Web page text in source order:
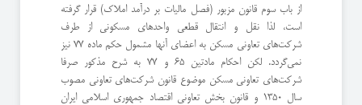
از باب سوم قانون مزبور (فصل مالیات بر درآمد املاک) قرار گرفته
است، لذا نقل و انتقال قطعی واحدهای مسکونی از طرف
شرکت‌های تعاونی مسکن به اعضای آنها مشمول حکم ماده 77 نیز
نمی‌گردد. لکن احکام مادتین 65 و 77 به شرح مذکور صرفا
شرکت‌های تعاونی مسکن موضوع قانون شرکت‌های تعاونی مصوب
سال 1350 و قانون بخش تعاونی اقتصاد جمهوری اسلامی ایران